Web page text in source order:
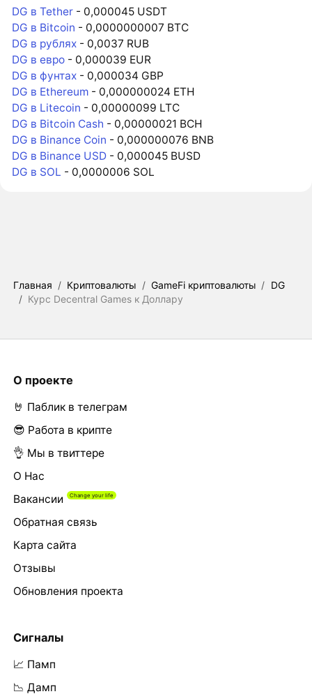
DG в Tether - 0,000045 USDT
DG в Bitcoin - 0,0000000007 BTC
DG в рублях - 0,0037 RUB
DG в евро - 0,000039 EUR
DG в фунтах - 0,000034 GBP
DG в Ethereum - 0,000000024 ETH
DG в Litecoin - 0,00000099 LTC
DG в Bitcoin Cash - 0,00000021 BCH
DG в Binance Coin - 0,000000076 BNB
DG в Binance USD - 0,000045 BUSD
DG в SOL - 0,0000006 SOL
Главная / Криптовалюты / GameFi криптовалюты / DG
/ Курс Decentral Games к Доллару
О проекте
🤘 Паблик в телеграм
😎 Работа в крипте
👌 Мы в твиттере
О Нас
Вакансии
Обратная связь
Карта сайта
Отзывы
Обновления проекта
Сигналы
📈 Памп
📉 Дамп